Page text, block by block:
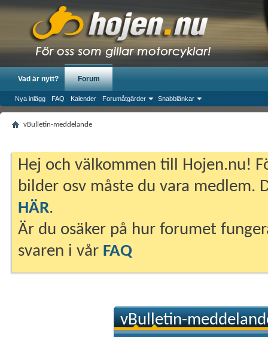
Vad är nytt? Forum
Nya inlägg FAQ Kalender Forumåtgärder Snabblänkar
vBulletin-meddelande
Hej och välkommen till Hojen.nu!
bilder osv måste du vara medlem.
HÄR.
Är du osäker på hur forumet
svaren i vår FAQ
vBulletin-